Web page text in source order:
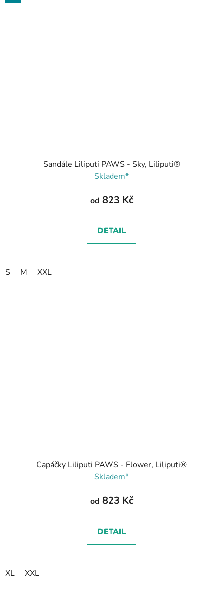
Sandále Liliputi PAWS - Sky, Liliputi®
Skladem*
od 823 Kč
DETAIL
S M XXL
Capáčky Liliputi PAWS - Flower, Liliputi®
Skladem*
od 823 Kč
DETAIL
XL XXL